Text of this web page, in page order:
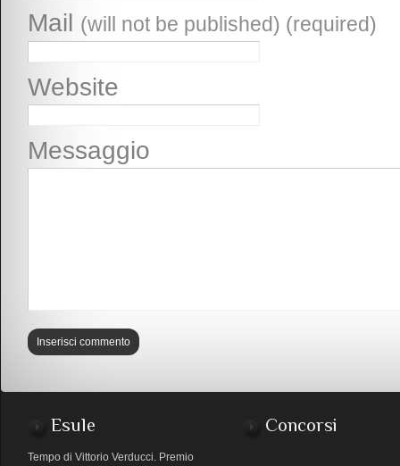
Mail (will not be published) (required)
Website
Messaggio
Esule
Tempo di Vittorio Verducci. Premio
Concorsi